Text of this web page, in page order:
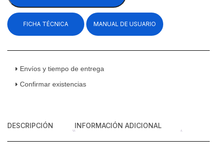
Refrigerada
De
Sobre
Mesa
Cristal
para
Inoxidable
FICHA TÉCNICA MANUAL DE USUARIO
Envíos y tiempo de entrega
Confirmar existencias
DESCRIPCIÓN INFORMACIÓN ADICIONAL